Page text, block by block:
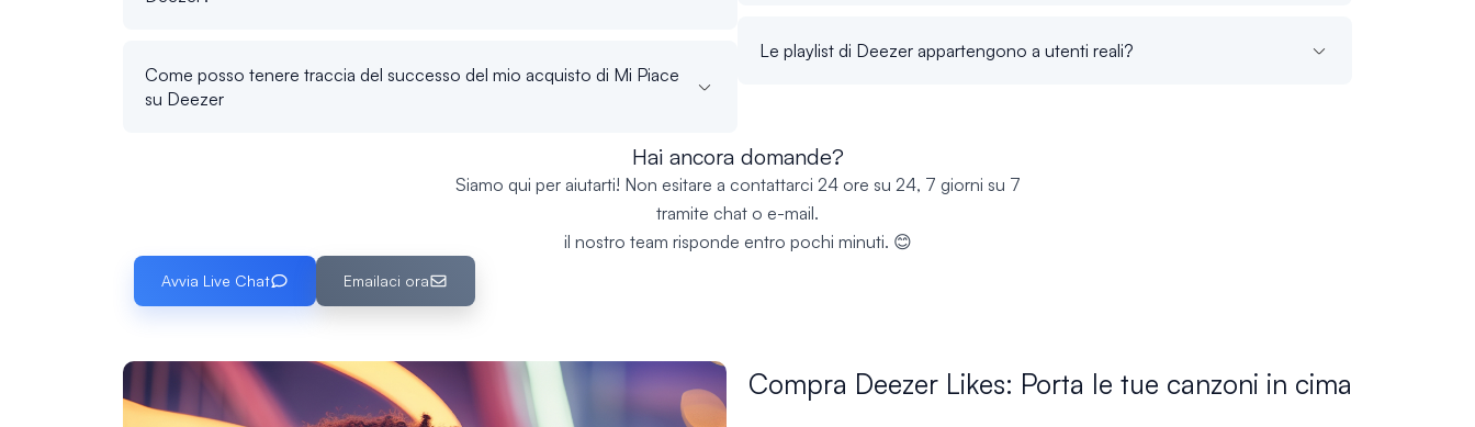
Come posso tenere traccia del successo del mio acquisto di Mi Piace
su Deezer
Le playlist di Deezer appartengono a utenti reali?
Hai ancora domande?
Siamo qui per aiutarti! Non esitare a contattarci 24 ore su 24, 7 giorni su 7
tramite chat o e-mail.
il nostro team risponde entro pochi minuti. 😊
Avvia Live Chat Emailaci ora
Compra Deezer Likes: Porta le tue canzoni in cima